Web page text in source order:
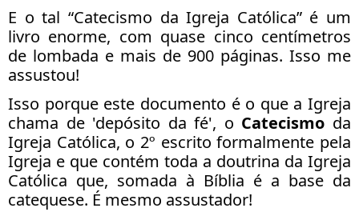
E o tal “Catecismo da Igreja Católica” é um
livro enorme, com quase cinco centímetros
de lombada e mais de 900 páginas. Isso me
assustou!
Isso porque este documento é o que a Igreja
chama de 'depósito da fé', o Catecismo da
Igreja Católica, o 2º escrito formalmente pela
Igreja e que contém toda a doutrina da Igreja
Católica que, somada à Bíblia é a base da
catequese. É mesmo assustador!